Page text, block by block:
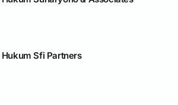
Sfi Partners